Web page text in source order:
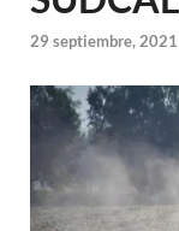
29 septiembre, 2021